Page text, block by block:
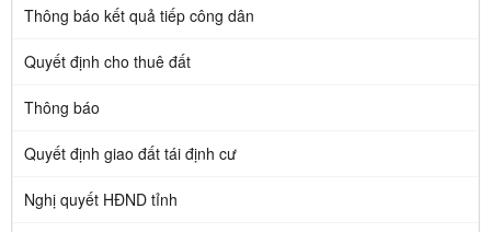
Thông báo kết quả tiếp công dân
Quyết định cho thuê đất
Thông báo
Quyết định giao đất tái định cư
Nghị quyết HĐND tỉnh